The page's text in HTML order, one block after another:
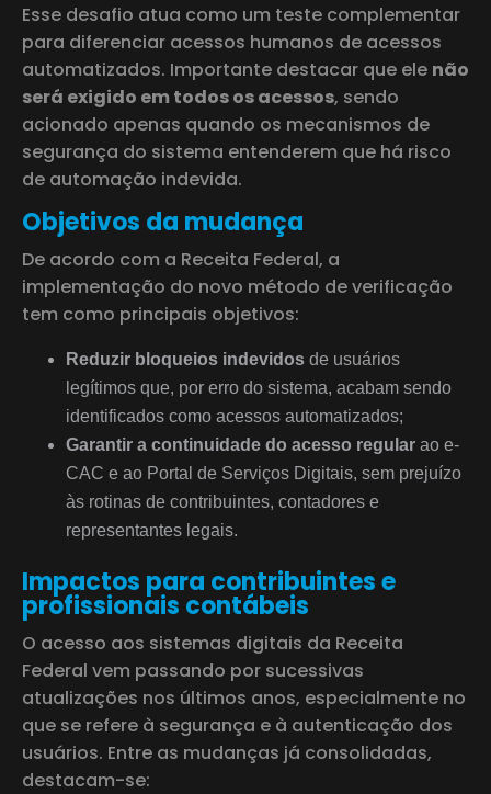
Esse desafio atua como um teste complementar
para diferenciar acessos humanos de acessos
automatizados. Importante destacar que ele não
será exigido em todos os acessos, sendo
acionado apenas quando os mecanismos de
segurança do sistema entenderem que há risco
de automação indevida.
Objetivos da mudança
De acordo com a Receita Federal, a
implementação do novo método de verificação
tem como principais objetivos:
Reduzir bloqueios indevidos de usuários
legítimos que, por erro do sistema, acabam sendo
identificados como acessos automatizados;
Garantir a continuidade do acesso regular ao e-
CAC e ao Portal de Serviços Digitais, sem prejuízo
às rotinas de contribuintes, contadores e
representantes legais.
Impactos para contribuintes e
profissionais contábeis
O acesso aos sistemas digitais da Receita
Federal vem passando por sucessivas
atualizações nos últimos anos, especialmente no
que se refere à segurança e à autenticação dos
usuários. Entre as mudanças já consolidadas,
destacam-se: